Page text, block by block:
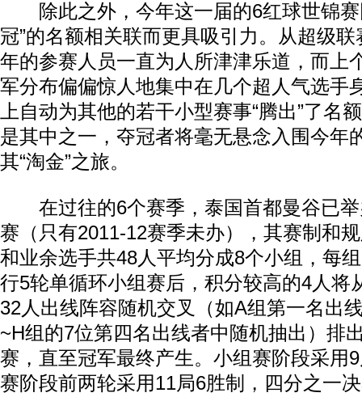
除此之外，今年这一届的6红球世锦赛
冠”的名额相关联而更具吸引力。从超级
年的参赛人员一直为人所津津乐道，而上
军分布偏偏惊人地集中在几个超人气选手
上自动为其他的若干小型赛事“腾出”了名
是其中之一，夺冠者将毫无悬念入围今年
其“淘金”之旅。
在过往的6个赛季，泰国首都曼谷已举
赛（只有2011-12赛季未办），其赛制和
和业余选手共48人平均分成8个小组，每
行5轮单循环小组赛后，积分较高的4人将
32人出线阵容随机交叉（如A组第一名出
~H组的7位第四名出线者中随机抽出）排
赛，直至冠军最终产生。小组赛阶段采用
赛阶段前两轮采用11局6胜制，四分之一